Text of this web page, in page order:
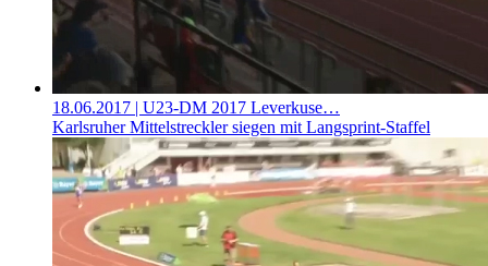
18.06.2017 | U23-DM 2017 Leverkuse…
Karlsruher Mittelstreckler siegen mit Langsprint-Staffel